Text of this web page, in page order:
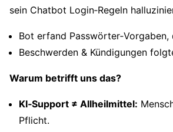
sein Chatbot Login‑Regeln
Bot erfand
Beschwerden & Kündigungen
Warum betrifft uns das?
KI‑Support ≠ Allheilmittel:
Pflicht.